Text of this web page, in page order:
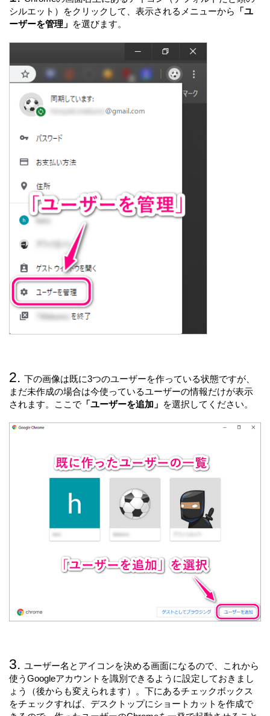
シルエット）をクリックして、表示されるメニューから
「ユ
ーザーを管理」 を選びます。
下の画像は既に3つのユーザーを作っている状態ですが、
まだ未作成の場合は今使っているユーザーの情報だけが表示
されます。ここで 「ユーザーを追加」 を選択してください。
ユーザー名とアイコンを決める画面になるので、これから
使うGoogleアカウントを識別できるように設定しておきまし
ょう（後からも変えられます）。下にあるチェックボックス
をチェックすれば、デスクトップにショートカットを作成で